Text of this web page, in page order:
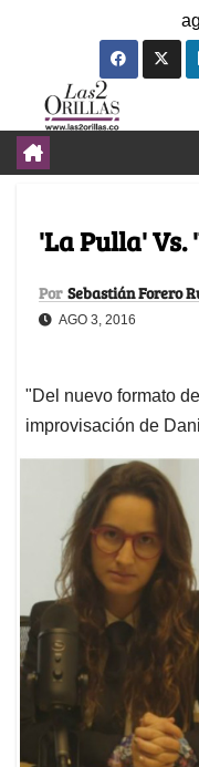
'La Pulla' Vs.
Por Sebastián Forero
AGO 3, 2016
"Del nuevo formato
improvisación de